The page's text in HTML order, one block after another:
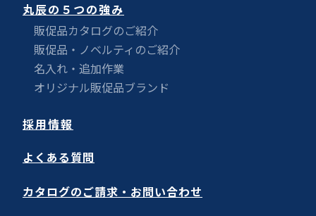
丸辰の５つの強み
販促品カタログのご紹介
販促品・ノベルティのご紹介
名入れ・追加作業
オリジナル販促品ブランド
採用情報
よくある質問
カタログのご請求・お問い合わせ